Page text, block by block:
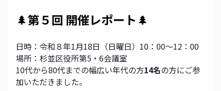
🌲第５回 開催レポート 🌲
日時：令和８年1月18日（日曜日）10：00～12：00
場所：杉並区役所第5・6会議室
10代から80代までの幅広い年代の方14名の方にご参
加いただきました。